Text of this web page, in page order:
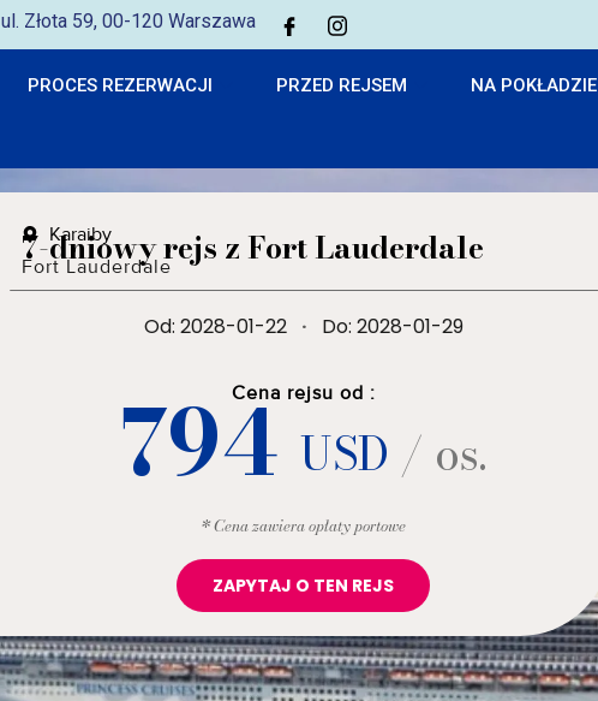
ul. Złota 59, 00-120 Warszawa
PROCES REZERWACJI PRZED REJSEM NA POKŁADZIE
Karaiby
7-dniowy rejs z Fort Lauderdale
Fort Lauderdale
Od: 2028-01-22 · Do: 2028-01-29
Cena rejsu od :
794USD / os.
* Cena zawiera opłaty portowe
ZAPYTAJ O TEN REJS